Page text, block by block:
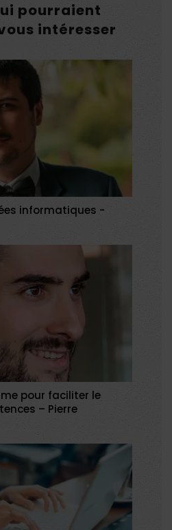
pourraient
intéresser
informatiques -
pour faciliter le
– Pierre